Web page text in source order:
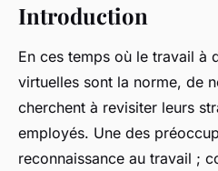
Introduction
En ces temps où le travail à
virtuelles sont la norme, de
cherchent à revisiter leurs
employés. Une des
reconnaissance au travail ;